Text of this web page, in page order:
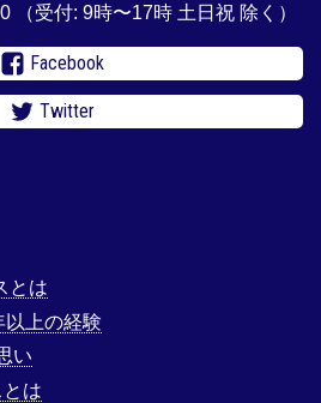
（受付: 9時〜17時 土日祝 除く）
Facebook
Twitter
とは
以上の経験
い
は